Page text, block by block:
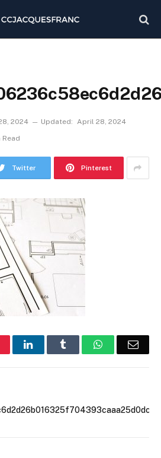
2024 Updated: April 28, 2024
Read
Twitter Pinterest
LinkedIn Tumblr WhatsApp